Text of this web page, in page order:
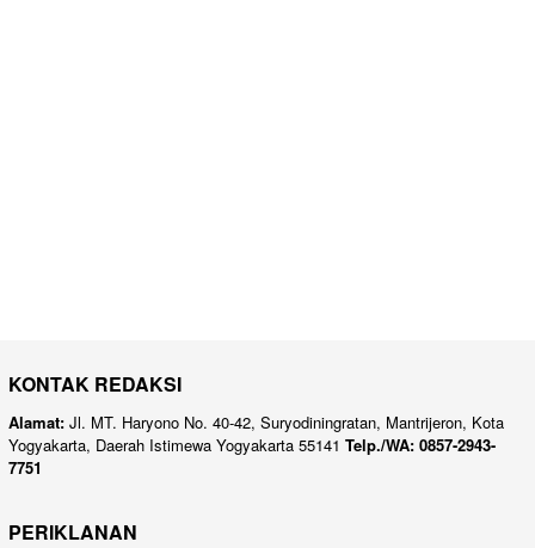
KONTAK REDAKSI
Alamat: Jl. MT. Haryono No. 40-42, Suryodiningratan, Mantrijeron, Kota
Yogyakarta, Daerah Istimewa Yogyakarta 55141 Telp./WA: 0857-2943-
7751
PERIKLANAN